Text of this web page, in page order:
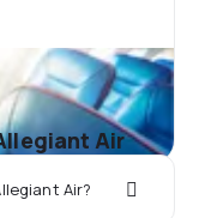
Air
Air?